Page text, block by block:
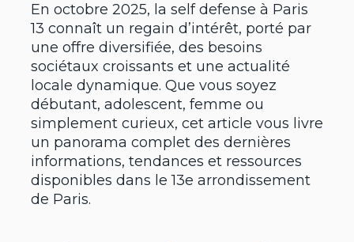
En octobre 2025, la self defense à Paris
13 connaît un regain d’intérêt, porté par
une offre diversifiée, des besoins
sociétaux croissants et une actualité
locale dynamique. Que vous soyez
débutant, adolescent, femme ou
simplement curieux, cet article vous livre
un panorama complet des dernières
informations, tendances et ressources
disponibles dans le 13e arrondissement
de Paris.